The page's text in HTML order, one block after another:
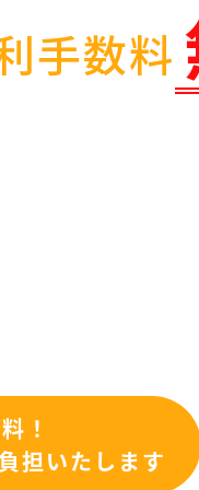
手数料
！
担いたします